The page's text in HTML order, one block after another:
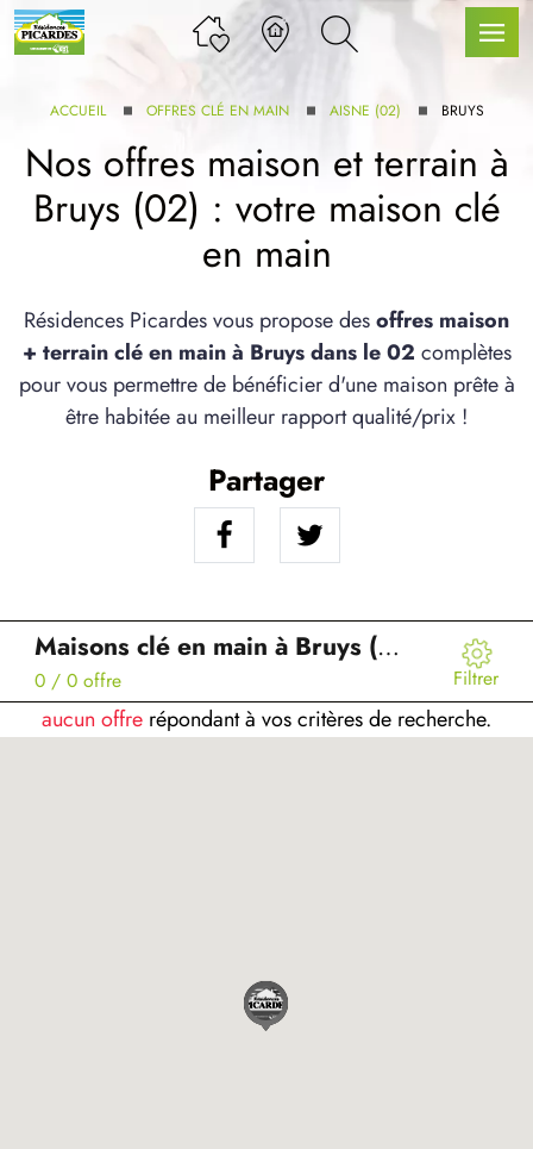
GAMME
SERVICE BDL EXTENSION
ACCUEIL OFFRES CLÉ EN MAIN AISNE (02) BRUYS
Nos offres maison et terrain à
Bruys (02) : votre maison clé
en main
Résidences Picardes vous propose desoffres maison
+ terrain clé en main à Bruys dans le 02 complètes
pour vous permettre de bénéficier d'une maison prête à
être habitée au meilleur rapport qualité/prix !
Partager
Maisons clé en main à Bruys (02)
0 / 0 offre Filtrer
aucun offre répondant à vos critères de recherche.